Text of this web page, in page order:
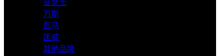
亚瑟士
万斯
彪马
匡威
其他品牌